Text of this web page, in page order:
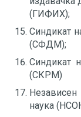
(ГИФИХ);
Синдикат
(СФДМ);
Синдикат
(СКРМ)
наука